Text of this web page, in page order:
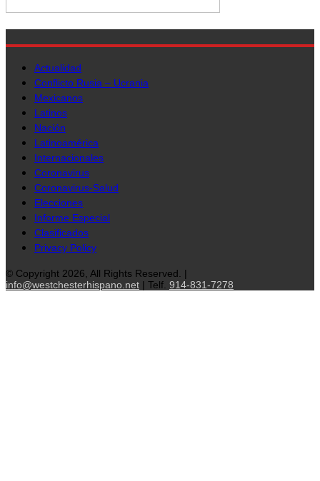
Actualidad
Conflicto Rusia – Ucrania
Mexicanos
Latinos
Nación
Latinoamérica
Internacionales
Coronavirus
Coronavirus-Salud
Elecciones
Informe Especial
Clasificados
Privacy Policy
© Copyright 2026, All Rights Reserved. |
info@westchesterhispano.net | Telf. 914-831-7278